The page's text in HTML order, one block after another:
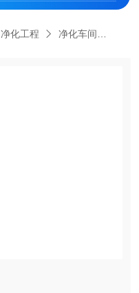
净化工程 净化车间